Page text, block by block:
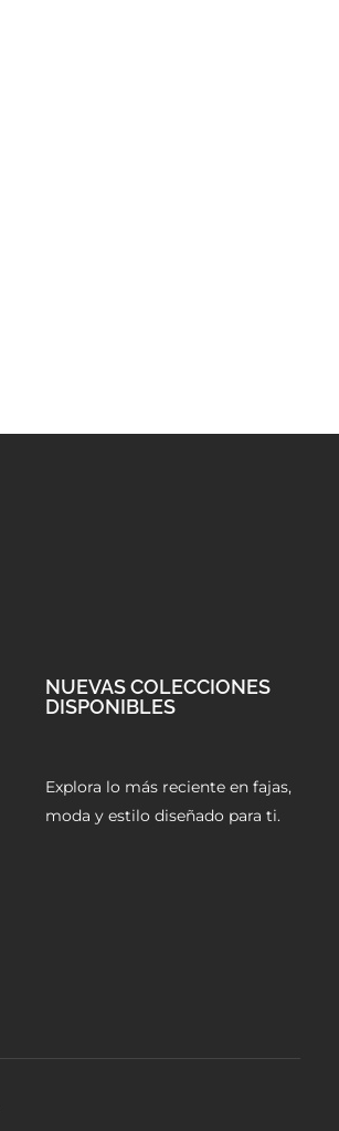
NUEVAS COLECCIONES
DISPONIBLES
Explora lo más reciente en fajas,
moda y estilo diseñado para ti.